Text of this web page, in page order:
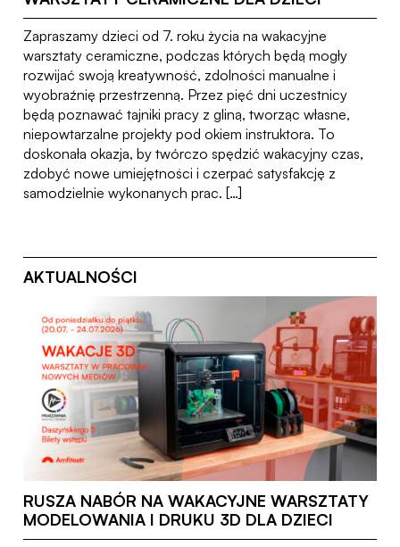
Zapraszamy dzieci od 7. roku życia na wakacyjne
warsztaty ceramiczne, podczas których będą mogły
rozwijać swoją kreatywność, zdolności manualne i
wyobraźnię przestrzenną. Przez pięć dni uczestnicy
będą poznawać tajniki pracy z gliną, tworząc własne,
niepowtarzalne projekty pod okiem instruktora. To
doskonała okazja, by twórczo spędzić wakacyjny czas,
zdobyć nowe umiejętności i czerpać satysfakcję z
samodzielnie wykonanych prac. […]
AKTUALNOŚCI
29.06.26
RUSZA NABÓR NA WAKACYJNE WARSZTATY
MODELOWANIA I DRUKU 3D DLA DZIECI